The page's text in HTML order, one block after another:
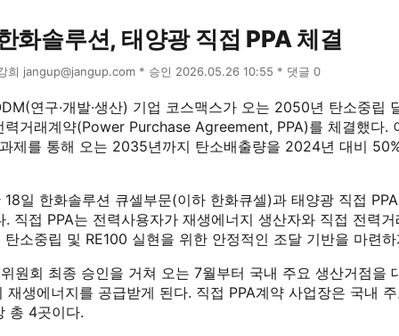
화솔루션, 태양광 직접 PPA 체결
희 jangup@jangup.com * 승인 2026.05.26 10:55 * 댓글 0
연구·개발·생산) 기업 코스맥스가 오는 2050년 탄소중립
력거래계약(Power Purchase Agreement, PPA)를 체결했다.
제를 통해 오는 2035년까지 탄소배출량을 2024년 대비
일 한화솔루션 큐셀부문(이하 한화큐셀)과 태양광 직접
. 직접 PPA는 전력사용자가 재생에너지 생산자와 직접 전력
탄소중립 및 RE100 실현을 위한 안정적인 조달 기반을 마련
원회 최종 승인을 거쳐 오는 7월부터 국내 주요 생산거점을
재생에너지를 공급받게 된다. 직접 PPA계약 사업장은 국내
총 4곳이다.